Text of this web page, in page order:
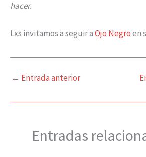
hacer.
Lxs invitamos a seguir aOjo Negroen
← Entrada anterior
Entradas